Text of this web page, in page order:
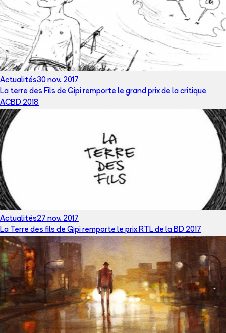
Actualités30 nov. 2017
La terre des Fils de Gipi remporte le grand prix de la critique
ACBD 2018
Actualités27 nov. 2017
La Terre des fils de Gipi remporte le prix RTL de la BD 2017